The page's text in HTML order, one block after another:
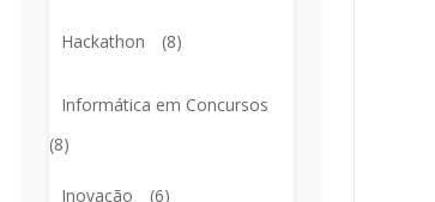
Hackathon (8)
Informática em Concursos
(8)
Inovação (6)